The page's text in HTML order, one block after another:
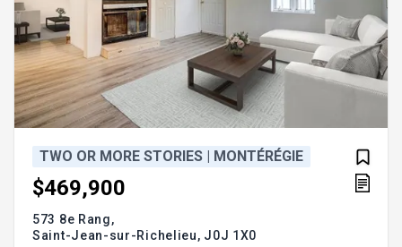
TWO OR MORE STORIES | MONTÉRÉGIE
$469,900
573 8e Rang,
Saint-Jean-sur-Richelieu, J0J 1X0